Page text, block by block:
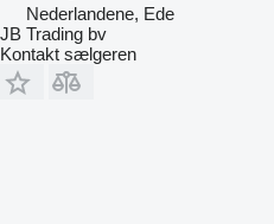
Nederlandene, Ede
JB Trading bv
Kontakt sælgeren